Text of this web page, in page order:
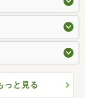
っと見る